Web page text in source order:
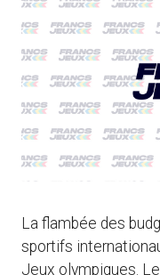
La flambée des
sportifs
Jeux olympiques.